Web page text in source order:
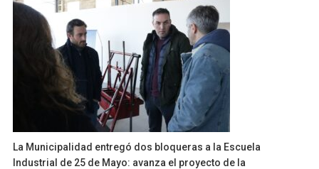
La Municipalidad entregó dos bloqueras a la Escuela
Industrial de 25 de Mayo: avanza el proyecto de la